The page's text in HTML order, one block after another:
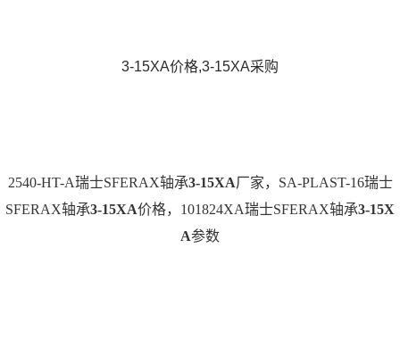
3-15XA价格,3-15XA采购
2540-HT-A瑞士SFERAX轴承3-15XA厂家，SA-PLAST-16瑞士
SFERAX轴承3-15XA价格，101824XA瑞士SFERAX轴承3-15X
A参数